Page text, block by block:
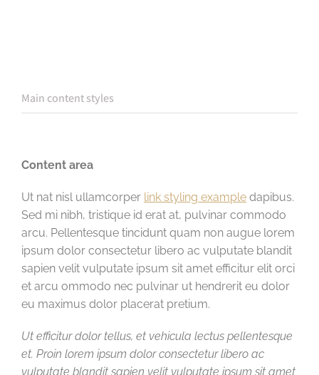
Main content styles
Content area
Ut nat nisl ullamcorper link styling example dapibus.
Sed mi nibh, tristique id erat at, pulvinar commodo
arcu. Pellentesque tincidunt quam non augue lorem
ipsum dolor consectetur libero ac vulputate blandit
sapien velit vulputate ipsum sit amet efficitur elit orci
et arcu ommodo nec pulvinar ut hendrerit eu dolor
eu maximus dolor placerat pretium.
Ut efficitur dolor tellus, et vehicula lectus pellentesque
et. Proin lorem ipsum dolor consectetur libero ac
vulputate blandit sapien velit vulputate ipsum sit amet